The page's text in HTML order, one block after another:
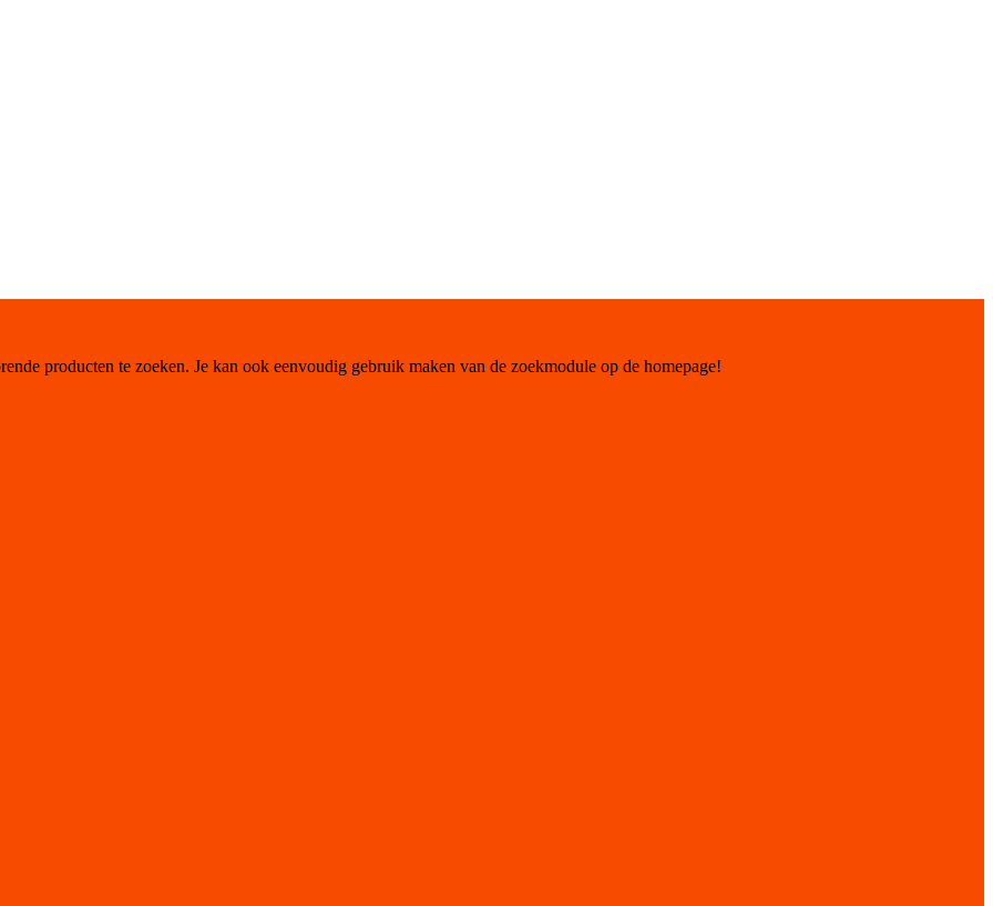
producten te zoeken. Je kan ook eenvoudig gebruik maken van de zoekmodule op de homepage!